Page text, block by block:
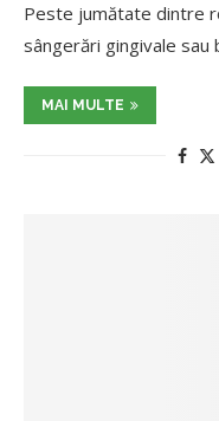
Peste jumătate dintre
sângerări gingivale sau
MAI MULTE